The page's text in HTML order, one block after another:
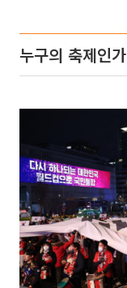
누구의 축제인가